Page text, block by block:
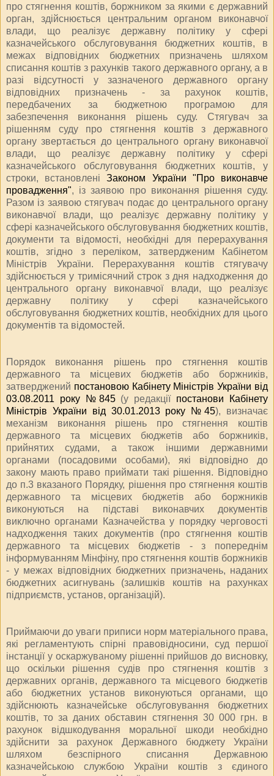
про стягнення коштів, боржником за якими є державний
орган, здійснюється центральним органом виконавчої
влади, що реалізує державну політику у сфері
казначейського обслуговування бюджетних коштів, в
межах відповідних бюджетних призначень шляхом
списання коштів з рахунків такого державного органу, а в
разі відсутності у зазначеного державного органу
відповідних призначень - за рахунок коштів,
передбачених за бюджетною програмою для
забезпечення виконання рішень суду. Стягувач за
рішенням суду про стягнення коштів з державного
органу звертається до центрального органу виконавчої
влади, що реалізує державну політику у сфері
казначейського обслуговування бюджетних коштів, у
строки, встановленіЗаконом України "Про виконавче
провадження", із заявою про виконання рішення суду.
Разом із заявою стягувач подає до центрального органу
виконавчої влади, що реалізує державну політику у
сфері казначейського обслуговування бюджетних коштів,
документи та відомості, необхідні для перерахування
коштів, згідно з переліком, затвердженим Кабінетом
Міністрів України. Перерахування коштів стягувачу
здійснюється у тримісячний строк з дня надходження до
центрального органу виконавчої влади, що реалізує
державну політику у сфері казначейського
обслуговування бюджетних коштів, необхідних для цього
документів та відомостей.
Порядок виконання рішень про стягнення коштів
державного та місцевих бюджетів або боржників,
затверджений постановою Кабінету Міністрів України від
03.08.2011 року №845(у редакції постанови Кабінету
Міністрів України від 30.01.2013 року №45), визначає
механізм виконання рішень про стягнення коштів
державного та місцевих бюджетів або боржників,
прийнятих судами, а також іншими державними
органами (посадовими особами), які відповідно до
закону мають право приймати такі рішення. Відповідно
до п.3 вказаного Порядку, рішення про стягнення коштів
державного та місцевих бюджетів або боржників
виконуються на підставі виконавчих документів
виключно органами Казначейства у порядку черговості
надходження таких документів (про стягнення коштів
державного та місцевих бюджетів - з попереднім
інформуванням Мінфіну, про стягнення коштів боржників
- у межах відповідних бюджетних призначень, наданих
бюджетних асигнувань (залишків коштів на рахунках
підприємств, установ, організацій).
Приймаючи до уваги приписи норм матеріального права,
які регламентують спірні правовідносини, суд першої
інстанції у оскаржуваному рішенні прийшов до висновку,
що оскільки рішення судів про стягнення коштів з
державних органів, державного та місцевого бюджетів
або бюджетних установ виконуються органами, що
здійснюють казначейське обслуговування бюджетних
коштів, то за даних обставин стягнення 30 000 грн. в
рахунок відшкодування моральної шкоди необхідно
здійснити за рахунок Державного бюджету України
шляхом безспірного списання Державною
казначейською службою України коштів з єдиного